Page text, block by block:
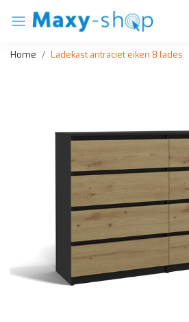
Home Ladekast antraciet eiken 8 lades